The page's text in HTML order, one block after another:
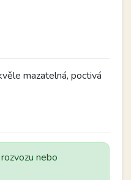
mazatelná, poctivá
nebo